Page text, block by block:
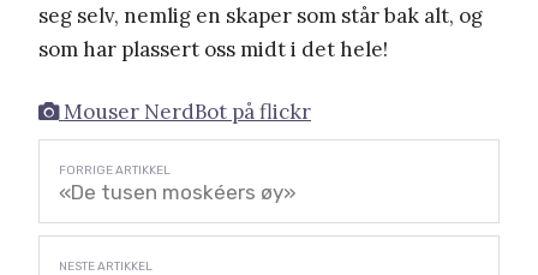
seg selv, nemlig en skaper som står bak alt, og
som har plassert oss midt i det hele!
Mouser NerdBot på flickr
«De tusen moskéers øy»